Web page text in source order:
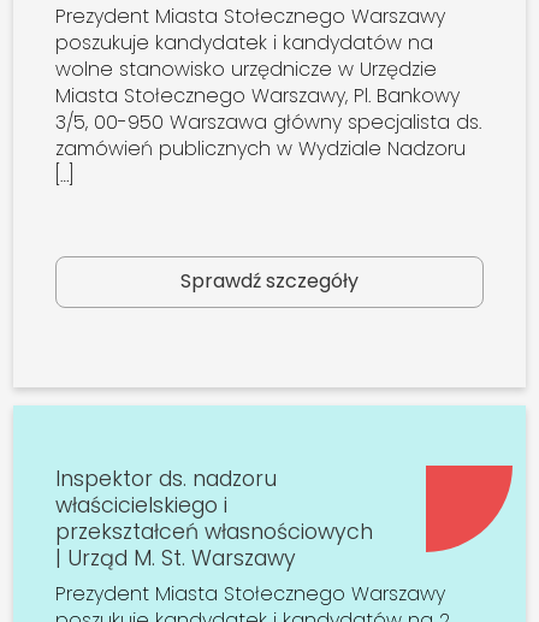
Prezydent Miasta Stołecznego Warszawy
poszukuje kandydatek i kandydatów na
wolne stanowisko urzędnicze w Urzędzie
Miasta Stołecznego Warszawy, Pl. Bankowy
3/5, 00-950 Warszawa główny specjalista ds.
zamówień publicznych w Wydziale Nadzoru
[…]
Sprawdź szczegóły
Inspektor ds. nadzoru
właścicielskiego i
przekształceń własnościowych
| Urząd M. St. Warszawy
Prezydent Miasta Stołecznego Warszawy